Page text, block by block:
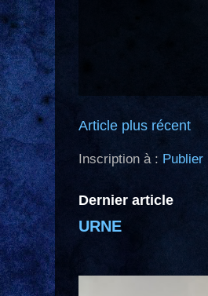
Article plus récent
Inscription à :
Dernier article
URNE